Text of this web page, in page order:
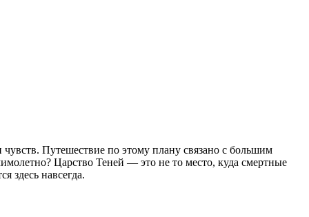
Путешествие по этому плану связано с большим
Царство Теней — это не то место, куда смертные
здесь навсегда.